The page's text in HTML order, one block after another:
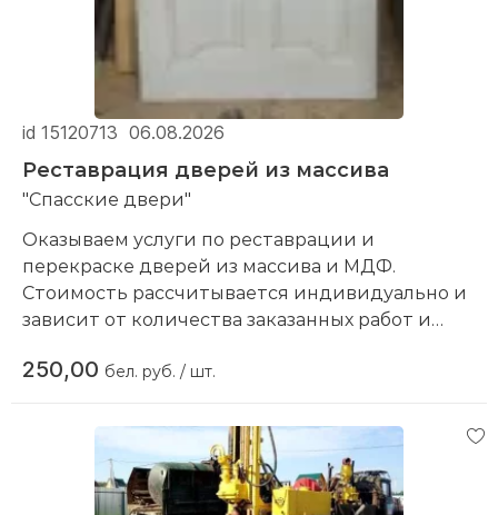
id 15120713 06.08.2026
Реставрация дверей из массива
"Спасские двери"
Оказываем услуги по реставрации и
перекраске дверей из массива и МДФ.
Стоимость рассчитывается индивидуально и
зависит от количества заказанных работ и
250,00 бел. руб. / шт.